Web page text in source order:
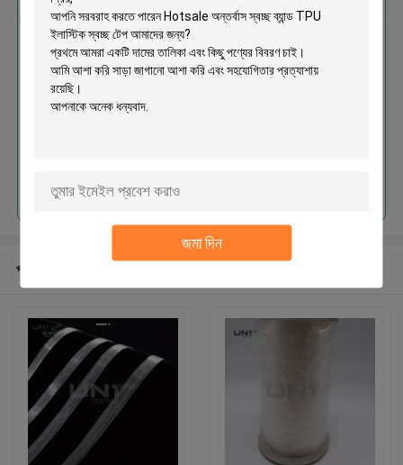
জমা দিন
Hotsale অন্তর্বাস স্বচ্ছ ব্যান্ড TPU
ইলাস্টিক স্বচ্ছ টেপ
প্রস্তাবিত পণ্য